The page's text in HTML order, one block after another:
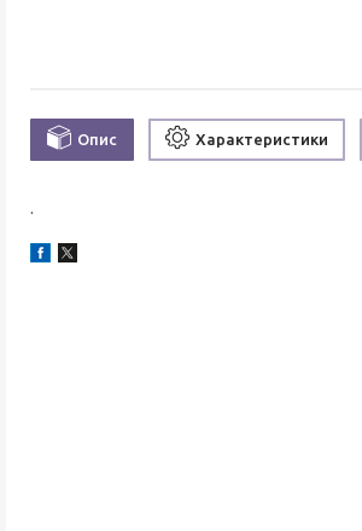
Опис Характеристики
.